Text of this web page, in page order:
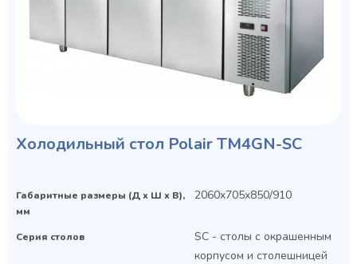
Холодильный стол Polair TM4GN-SC
Габаритные размеры (Д х Ш х В),
мм
2060x705x850/910
Серия столов
SC - столы с окрашенным
корпусом и столешницей